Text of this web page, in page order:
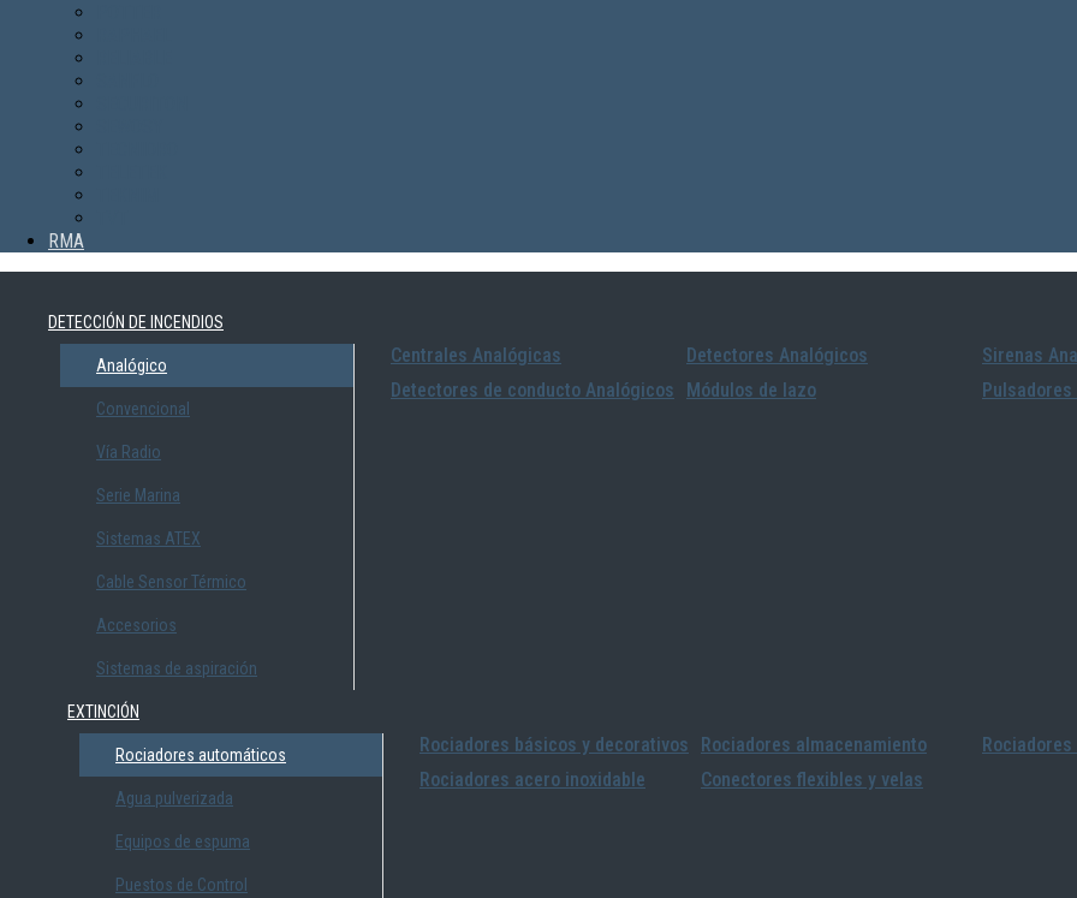
RMA
DETECCIÓN DE INCENDIOS
Analógico
Convencional
Vía Radio
Serie Marina
Sistemas ATEX
Cable Sensor Térmico
Accesorios
Sistemas de aspiración
Centrales Analógicas Detectores Analógicos
Sirenas
Detectores de conducto Analógicos
Módulos de lazo
EXTINCIÓN
Rociadores automáticos
Agua pulverizada
Equipos de espuma
Puestos de Control
Rociadores básicos y decorativos Rociadores almacenamiento
Rociadores acero inoxidable
Conectores flexibles y velas